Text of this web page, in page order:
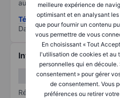
meilleure expérience de
optimisant et en analysant
que pour fournir un contenu
vous permettre de vous
En choisissant « Tout
l'utilisation de cookies et au
personnelles qui en
consentement » pour gérer
de consentement. Vous
préférences ou retirer
au risque le plus élevé).
Télécharger la méthodologie
Data provided by
Informations financières
Résultats